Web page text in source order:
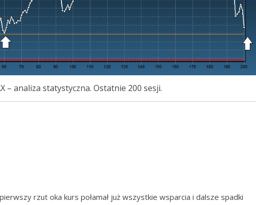
– analiza statystyczna. Ostatnie 200 sesji.
rzut oka kurs połamał już wszystkie wsparcia i dalsze spadki